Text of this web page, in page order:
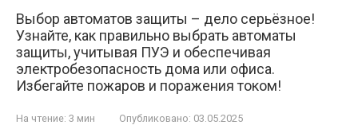
Выбор автоматов защиты – дело серьёзное!
Узнайте, как правильно выбрать автоматы
защиты, учитывая ПУЭ и обеспечивая
электробезопасность дома или офиса.
Избегайте пожаров и поражения током!
На чтение: 3 мин Опубликовано: 03.05.2025